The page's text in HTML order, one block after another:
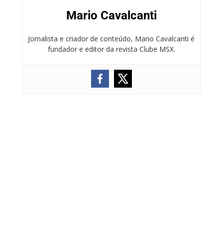
Mario Cavalcanti
Jornalista e criador de conteúdo, Mario Cavalcanti é
fundador e editor da revista Clube MSX.